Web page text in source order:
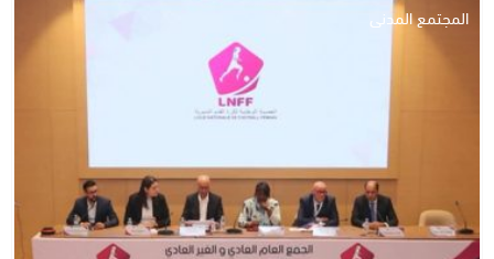
المجتمع المدني